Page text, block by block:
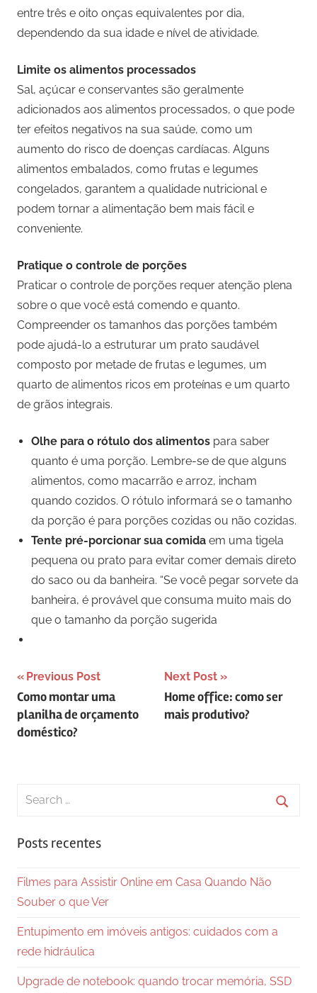
entre três e oito onças equivalentes por dia,
dependendo da sua idade e nível de atividade.
Limite os alimentos processados
Sal, açúcar e conservantes são geralmente
adicionados aos alimentos processados, o que pode
ter efeitos negativos na sua saúde, como um
aumento do risco de doenças cardíacas. Alguns
alimentos embalados, como frutas e legumes
congelados, garantem a qualidade nutricional e
podem tornar a alimentação bem mais fácil e
conveniente.
Pratique o controle de porções
Praticar o controle de porções requer atenção plena
sobre o que você está comendo e quanto.
Compreender os tamanhos das porções também
pode ajudá-lo a estruturar um prato saudável
composto por metade de frutas e legumes, um
quarto de alimentos ricos em proteínas e um quarto
de grãos integrais.
Olhe para o rótulo dos alimentos para saber
quanto é uma porção. Lembre-se de que alguns
alimentos, como macarrão e arroz, incham
quando cozidos. O rótulo informará se o tamanho
da porção é para porções cozidas ou não cozidas.
Tente pré-porcionar sua comida em uma tigela
pequena ou prato para evitar comer demais direto
do saco ou da banheira. “Se você pegar sorvete da
banheira, é provável que consuma muito mais do
que o tamanho da porção sugerida
Navegação
de
Post
Previous Post
Como montar uma
planilha de orçamento
doméstico?
Next Post
Home office: como ser
mais produtivo?
Search
Posts recentes
Filmes para Assistir Online em Casa Quando Não
Souber o que Ver
Entupimento em imóveis antigos: cuidados com a
rede hidráulica
Upgrade de notebook: quando trocar memória, SSD